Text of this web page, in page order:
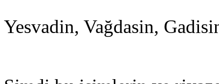
Yesvadin, Vağdasin,